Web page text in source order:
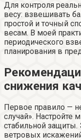
Для контроля
весу: взвешивать
простой и точный
весам. В моей
периодического
планирования в
снижения
Первое правило —
случай». Настройте
стабильной защиты.
ветровых